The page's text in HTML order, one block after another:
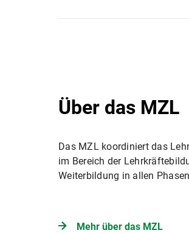
Über das MZL
Das MZL koordiniert das
im Bereich der
Weiterbildung in allen
Mehr über das MZL